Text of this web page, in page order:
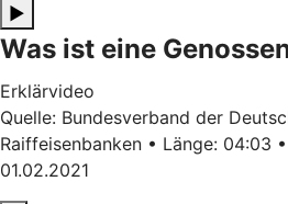
▶
Was ist eine
Erklärvideo
Quelle: Bundesverband der
Raiffeisenbanken • Länge: 04:03
01.02.2021